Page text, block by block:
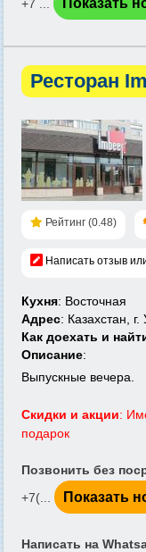
+7 ...
Показать
Ресторан
Рейтинг (0.48)
Написать отзыв
Кухня: Восточная
Адрес: Казахстан,
Как доехать и
Описание:
Выпускные вечера.
Скидки и акции:
подарок
Позвонить без
+7(...
Показать
Написать на